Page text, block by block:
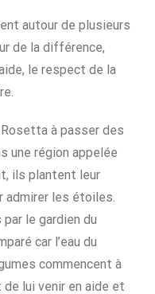
autour de plusieurs
de la différence,
le respect de la
à passer des
une région appelée
ils plantent leur
admirer les étoiles.
le gardien du
car l’eau du
commencent à
lui venir en aide et